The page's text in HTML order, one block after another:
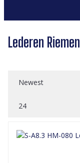
Lederen Riemen